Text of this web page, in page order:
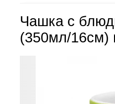
Чашка с
(350мл/16см)